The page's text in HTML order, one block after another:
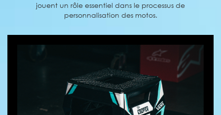
jouent un rôle essentiel dans le processus de
personnalisation des motos.